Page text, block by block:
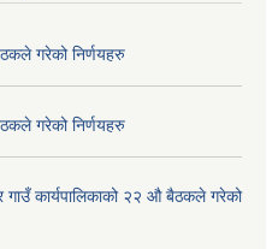
गरेको निर्णयहरु
गरेको निर्णयहरु
कार्यपालिकाको २२ औ बैठकले गरेको